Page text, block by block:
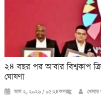
২৪ বছর পর আবার বিশ্বকাপ
ঘোষণা
আগ ২, ২০২৬ / ০৫:২৪অপরাহ্ণ খেলার